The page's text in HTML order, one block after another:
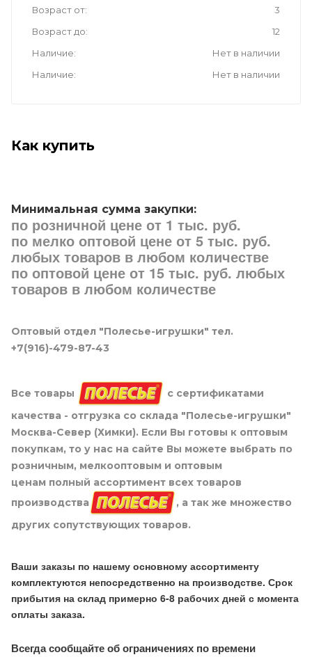
Возраст от
3
Возраст до
12
Наличие
Нет в наличии
Наличие
Нет в наличии
Как купить
Минимальная сумма закупки:
по розничной цене от 1 тыс. руб.
по мелко оптовой цене от 5 тыс. руб.
любых товаров в любом количестве
по оптовой цене от 15 тыс. руб. любых
товаров в любом количестве
Оптовый отдел "Полесье-игрушки" тел.
+7(916)-479-87-43
Все товары
с сертификатами
качества - отгрузка со склада "Полесье-игрушки"
Москва-Север (Химки). Если Вы готовы к оптовым
покупкам, то у нас на сайте Вы можете выбрать по
розничным, мелкооптовым и оптовым
ценам полный ассортимент всех товаров
производства
, а так же множество
других сопутствующих товаров.
Ваши заказы по нашему основному ассортименту
комплектуются непосредственно на производстве. Срок
прибытия на склад примерно 6-8 рабочих дней с момента
оплаты заказа.
Всегда сообщайте об ограничениях по времени